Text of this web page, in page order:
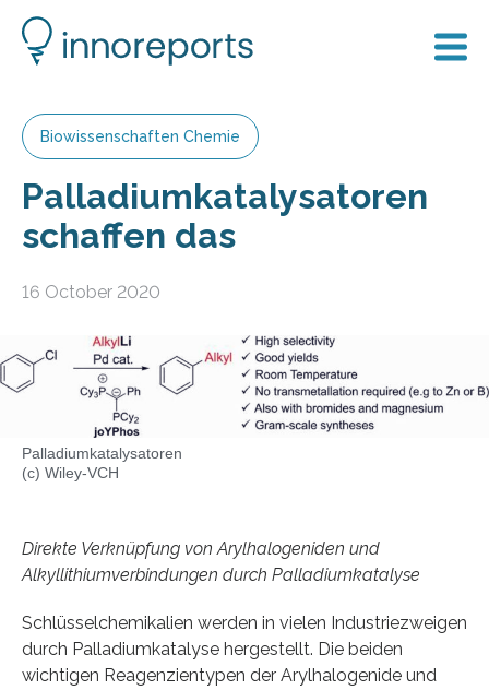
Biowissenschaften Chemie
Palladiumkatalysatoren
schaffen das
16 October 2020
Palladiumkatalysatoren
(c) Wiley-VCH
Direkte Verknüpfung von Arylhalogeniden und
Alkyllithiumverbindungen durch Palladiumkatalyse
Schlüsselchemikalien werden in vielen Industriezweigen
durch Palladiumkatalyse hergestellt. Die beiden
wichtigen Reagenzientypen der Arylhalogenide und